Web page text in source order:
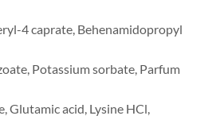
4 caprate, Behenamidopropyl
Potassium sorbate, Parfum
Glutamic acid, Lysine HCl,